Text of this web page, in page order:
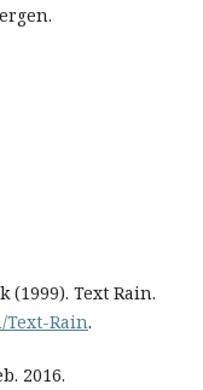
(1999). Text Rain.
Text-Rain.
2016.